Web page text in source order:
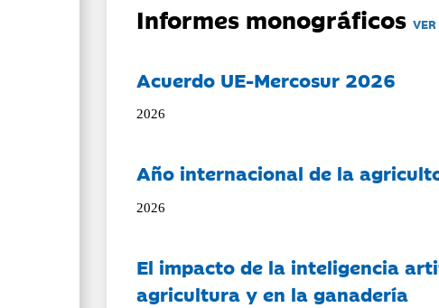
Informes monográficos
Acuerdo UE-Mercosur 2026
2026
Año internacional de la
2026
El impacto de la inteligencia
agricultura y en la ganadería